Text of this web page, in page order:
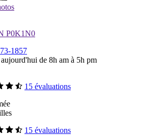
P0K1N0
1857
de 8h am à 5h pm
15 évaluations
15 évaluations